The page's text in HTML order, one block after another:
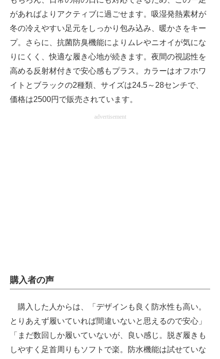
があればよりアクティブに過ごせます。吸湿発熱素材が
冬の冷えやすい足元をしっかり包み込み、暖かさをキー
プ。さらに、抗菌防臭機能によりムレやニオイが気にな
りにくく、快適な履き心地が続きます。夜間の視認性を
高める反射材付きで安心感もプラス。カラーはオフホワ
イトとブラックの2種類、サイズは24.5～28センチで、
価格は2500円で販売されています。
advertisement
購入者の声
購入した人からは、「デザインも良く防水性も高い。
とりあえず履いていれば間違いないと思えるので安心」
「まだ数回しか履いていないが、良い感じ。脱ぎ履きも
しやすく足首周りもソフトで楽。防水機能は試せていな